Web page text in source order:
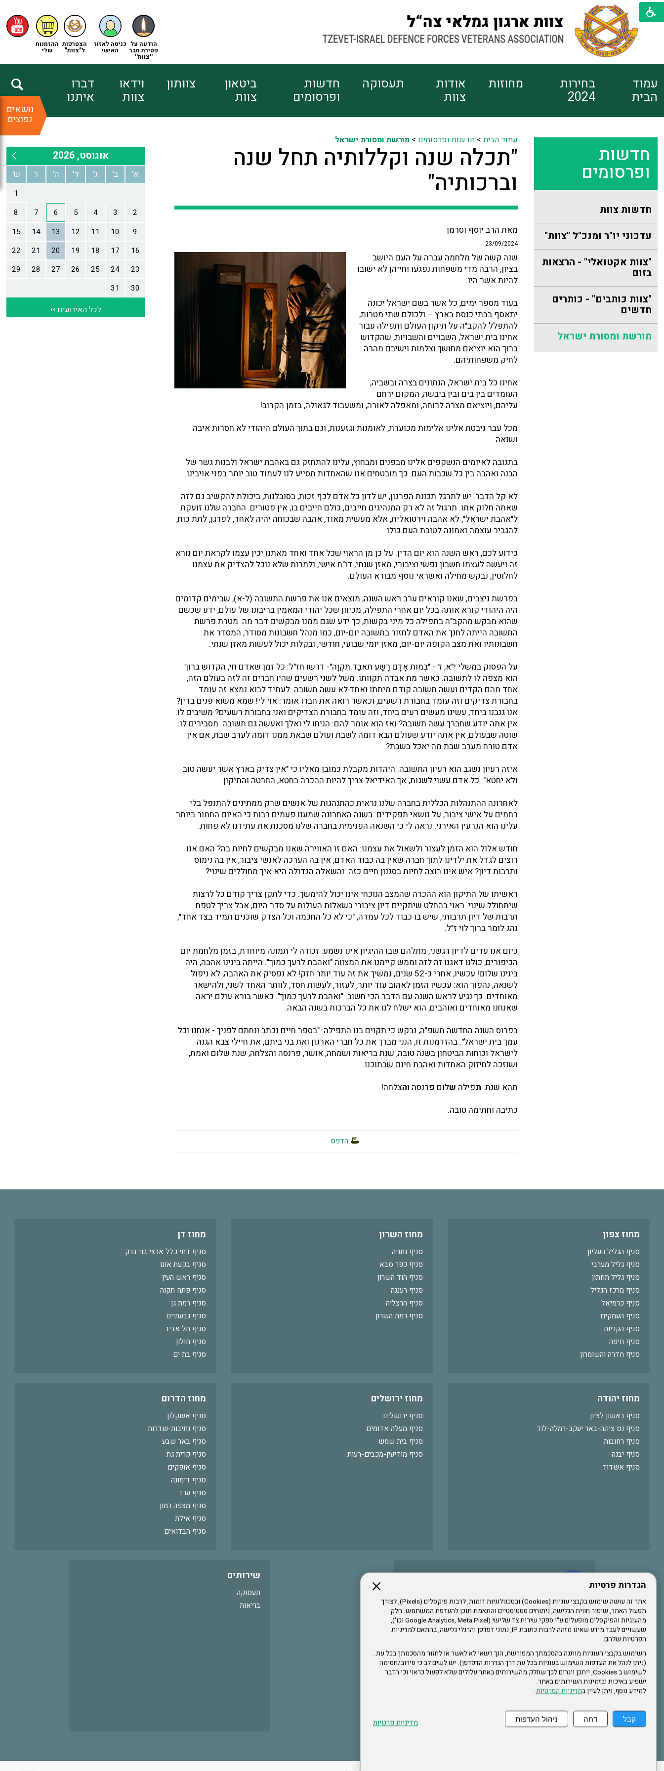
הגדרות פרטיות
אתר זה עושה שימוש בקבצי עוגיות (Cookies) ובטכנולוגיות דומות, לרבות פיקסלים (Pixels), לצורך
תפעול האתר, שיפור חווית הגלישה, ניתוחים סטטיסטיים והתאמת תוכן להעדפת המשתמש. חלק
מהעוגיות והפיקסלים מופעלים ע"י ספקי שירות צד שלישי (Google Analytics, Meta Pixel וכו'),
שעשויים לעבד מידע שאינו מזהה לרבות כתובת IP, נתוני דפדפן והרגלי גלישה, בהתאם למדיניות
הפרטיות שלהם.
השימוש בקבצי העוגיות מותנה בהסכמתך המפורשת, הנך רשאי לא לאשר או לחזור מהסכמתך בכל עת.
(ניתן לנהל את העדפות השימוש בעוגיות בכל עת דרך הגדרות הדפדפן). יש לשים לב כי סירוב/חסימה
לשימוש ב Cookies, ייתכן ויגרום לכך שחלק מהשירותים באתר עלולים שלא לפעול כראוי וכי הדבר
ישפיע באיכות ובזמינות השירותים באתר.
למידע נוסף, ניתן לעיין במדיניות הפרטיות.
קבל דחה ניהול העדפות מדיניות פרטיות
ההזמנות
שלי
הצטרפות
ל"צוות"
כניסה לאזור
האישי
הודעה על
פטירת חבר
''צוות''
עמוד
הבית
בחירות
2024
מחוזות אודות
צוות
תעסוקה חדשות
ופרסומים
ביטאון
צוות
צוותון וידאו
צוות
דברו
איתנו
נושאים
נפוצים
חדשות
ופרסומים
חדשות צוות
עדכוני יו"ר ומנכ"ל "צוות"
"צוות אקטואלי" - הרצאות
בזום
"צוות כותבים" - כותרים
חדשים
מורשת ומסורת ישראל
עמוד הבית>חדשות ופרסומים >מורשת ומסורת ישראל
"תכלה שנה וקללותיה תחל שנה
וברכותיה"
מאת הרב יוסף וסרמן
23/09/2024
שנה קשה של מלחמה עברה על העם היושב
בציון, הרבה מדי משפחות נפגעו וחייהן לא ישובו
להיות אשר היו.
בעוד מספר ימים, כל אשר בשם ישראל יכונה
יתאסף בבתי כנסת בארץ – ולכולם שתי מטרות,
להתפלל להקב"ה על תיקון העולם ותפילה עבור
אחינו בית ישראל, השבויים והשבויות, שהקדוש
ברוך הוא יוציאם מחושך וצלמות וישיבם מהרה
לחיק משפחותיהם.
אחינו כל בית ישראל, הנתונים בצרה ובשביה,
העומדים בין בים ובין ביבשה, המקום ירחם
עליהם, ויוציאם מצרה לרוחה, ומאפלה לאורה, ומשעבוד לגאולה, בזמן הקרוב!
מכל עבר ניבטת אלינו אלימות מכוערת, לאומנות וגזענות, וגם בתוך העולם היהודי לא חסרות איבה
ושנאה.
בתגובה לאיומים הנשקפים אלינו מבפנים ומבחוץ, עלינו להתחזק גם באהבת ישראל ולבנות גשר של
הבנה ואהבה בין כל שכבות העם. כך מובטחים אנו שהאחדות תסייע לנו לעמוד טוב יותר בפני אויבינו.
לא קל הדבר. יש לתרגל תכונת הפרגון, יש לדון כל אדם לכף זכות, בסובלנות, ביכולת להקשיב גם לזה
שאתה חלוק אתו. תרגול זה לא רק המנהיגים חייבים, כולם חייבים בו, אין פטורים. החברה שלנו זועקת
ל"אהבת ישראל", לא אהבה וירטואלית, אלא מעשית מאוד, אהבה שבכוחה יהיה לאחד, לפרגן, לתת כוח,
להגביר עוצמה ואמונה לטובת העם כולו.
כידוע לכם, ראש השנה הוא יום הדין. על כן מן הראוי שכל אחד ואחד מאתנו יכין עצמו לקראת יום נורא
זה ויעשה לעצמו חשבון נפשי וציבורי, מאזן שנתי, דו"ח אישי, ולמרות שלא נוכל להצדיק את עצמנו
לחלוטין, נבקש מחילה ואשראי נוסף מבורא העולם.
בפרשת ניצבים, שאנו קוראים ערב ראש השנה, מוצאים אנו את פרשת התשובה (ל-א), שבימים קדומים
היה היהודי קורא אותה בכל יום אחרי התפילה, מכיוון שכל יהודי המאמין בריבונו של עולם, ידע שכשם
שהוא מבקש מהקב"ה בתפילה כל מיני בקשות, כך ידע שגם ממנו מבקשים דבר מה. מטרת פרשת
התשובה הייתה לחנך את האדם לחזור בתשובה יום-יום, כמו מנהל חשבונות מסודר, המסדר את
חשבונותיו ואת מצב הקופה יום-יום, מאזן יומי שבועי, חודשי, ובקלות יכול לעשות מאזן שנתי.
על הפסוק במשלי י"א, ז' - "בְּמוֹת אָדָם רָשָׁע תֹּאבַד תִּקְוָה"- דרשו חז"ל: כל זמן שאדם חי, הקדוש ברוך
הוא מצפה לו לתשובה. כאשר מת אבדה תקוותו. משל לשני רשעים שהיו חברים זה לזה בעולם הזה,
אחד מהם הקדים ועשה תשובה קודם מיתתו ואחד לא עשה תשובה. לעתיד לבוא נמצא זה עומד
בחבורת צדיקים וזה עומד בחבורת רשעים, וכאשר רואה את חברו אומר: אוי לי! שמא משוא פנים בדין?
אנו גנבנו ביחד, עשינו מעשים רעים ביחד, וזה עומד בחבורת הצדיקים ואני בחבורת רשעים? משיבים לו:
אין אתה יודע שחברך עשה תשובה? ואז הוא אומר להם: הניחו לי ואלך ואעשה גם תשובה. מסבירים לו:
שוטה שבעולם, אין אתה יודע שעולם הבא דומה לשבת ועולם שבאת ממנו דומה לערב שבת, אם אין
אדם טורח מערב שבת מה יאכל בשבת?
איזה רעיון נשגב הוא רעיון התשובה. היהדות מקבלת כמובן מאליו כי "אין צדיק בארץ אשר יעשה טוב
ולא יחטא". כל אדם עשוי לשגות, אך האידיאל צריך להיות ההכרה בחטא, החרטה והתיקון.
לאחרונה ההתנהלות הכללית בחברה שלנו נראית כהתנהגות של אנשים שרק ממתינים להתנפל בלי
רחמים על אישי ציבור, על נושאי תפקידים. בשנה האחרונה שמענו פעמים רבות כי האיום החמור ביותר
עלינו הוא הגרעין האירני. נראה לי כי השנאה הפנימית בחברה שלנו מסכנת את עתידנו לא פחות.
חודש אלול הוא הזמן לעצור ולשאול את עצמנו: האם זו האווירה שאנו מבקשים לחיות בה? האם אנו
רוצים לגדל את ילדינו לתוך חברה שאין בה כבוד האדם, אין בה הערכה לאנשי ציבור, אין בה נימוס
ותרבות דיון? איש אינו רוצה לחיות בסגנון חיים כזה. והשאלה הגדולה היא איך מחוללים שינוי?
ראשיתו של התיקון הוא ההכרה שהמצב הנוכחי אינו יכול להימשך. כדי לתקן צריך קודם כל לרצות
שיתחולל שינוי. ראוי בהחלט שיתקיים דיון ציבורי בשאלות העולות על סדר היום, אבל צריך לטפח
תרבות של דיון תרבותי, שיש בו כבוד לכל עמדה, "כי לא כל החכמה וכל הצדק שוכנים תמיד בצד אחד",
נהג לומר ברוך לוי ז"ל.
כיום אנו עדים לדיון רגשני, מתלהם שבו ההיגיון אינו נשמע. זכורה לי תמונה מיוחדת, בזמן מלחמת יום
הכיפורים, כולנו דאגנו זה לזה וממש קיימנו את המצווה "ואהבת לרעך כמוך". הייתה בינינו אהבה, היה
בינינו שלום! עכשיו, אחרי כ-52 שנים, נמשיך את זה עוד יותר חזק! לא נפסיק את האהבה, לא ניפול
לשנאה, נהפוך הוא: עכשיו הזמן לאהוב עוד יותר, לעזור, לעשות חסד, לוותר האחד לשני, ולהישאר
מאוחדים. כך נגיע לראש השנה עם הדבר הכי חשוב: "ואהבת לרעך כמוך". כאשר בורא עולם יראה
שאנחנו מאוחדים ואוהבים, הוא ישלח לנו את כל הברכות בשנה הבאה.
בפרוס השנה החדשה תשפ"ה, נבקש כי תקוים בנו התפילה: "בספר חיים נכתב ונחתם לפניך - אנחנו וכל
עמך בית ישראל". בהזדמנות זו, הנני מברך את כל חברי הארגון ואת בני ביתם, את חיילי צבא הגנה
לישראל וכוחות הביטחון בשנה טובה, שנת בריאות ושמחה, אושר, פרנסה והצלחה, שנת שלום ואמת,
ושנזכה לחיזוק האחדות ואהבת חינם שבתוכנו.
תהא שנת: תפילה שלום פרנסה והצלחה!
כתיבה וחתימה טובה.
הדפס
מחוז צפון
סניף הגליל העליון
סניף גליל מערבי
סניף גליל תחתון
סניף מרכז הגליל
סניף כרמיאל
סניף העמקים
סניף הקריות
סניף חיפה
סניף חדרה והשומרון
מחוז השרון
סניף נתניה
סניף כפר סבא
סניף הוד השרון
סניף רעננה
סניף הרצליה
סניף רמת השרון
מחוז דן
סניף דתי כלל ארצי בני ברק
סניף בקעת אונו
סניף ראש העין
סניף פתח תקוה
סניף רמת גן
סניף גבעתיים
סניף תל אביב
סניף חולון
סניף בת ים
מחוז יהודה
סניף ראשון לציון
סניף נס ציונה-באר יעקב-רמלה-לוד
סניף רחובות
סניף יבנה
סניף אשדוד
מחוז ירושלים
סניף ירושלים
סניף מעלה אדומים
סניף בית שמש
סניף מודיעין-מכבים-רעות
מחוז הדרום
סניף אשקלון
סניף נתיבות-שדרות
סניף באר שבע
סניף קרית גת
סניף אופקים
סניף דימונה
סניף ערד
סניף מצפה רמון
סניף אילת
סניף הבדואים
הרשמו לערוץ היוטיוב שלנו
אתר צה"ל
שירותים
תעסוקה
בריאות